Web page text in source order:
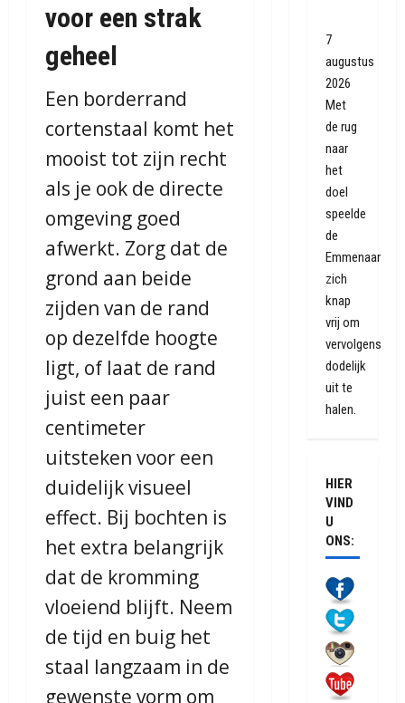
voor een strak
geheel
Een borderrand
cortenstaal komt het
mooist tot zijn recht
als je ook de directe
omgeving goed
afwerkt. Zorg dat de
grond aan beide
zijden van de rand
op dezelfde hoogte
ligt, of laat de rand
juist een paar
centimeter
uitsteken voor een
duidelijk visueel
effect. Bij bochten is
het extra belangrijk
dat de kromming
vloeiend blijft. Neem
de tijd en buig het
staal langzaam in de
gewenste vorm om
7
augustus
2026
Met
de rug
naar
het
doel
speelde
de
Emmenaar
zich
knap
vrij om
vervolgens
dodelijk
uit te
halen.
HIER
VIND
U
ONS: